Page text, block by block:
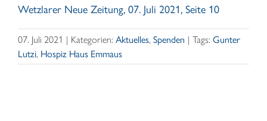
Wetzlarer Neue Zeitung, 07. Juli 2021, Seite 10
07. Juli 2021 | Kategorien: Aktuelles, Spenden | Tags: Gunter
Lutzi, Hospiz Haus Emmaus